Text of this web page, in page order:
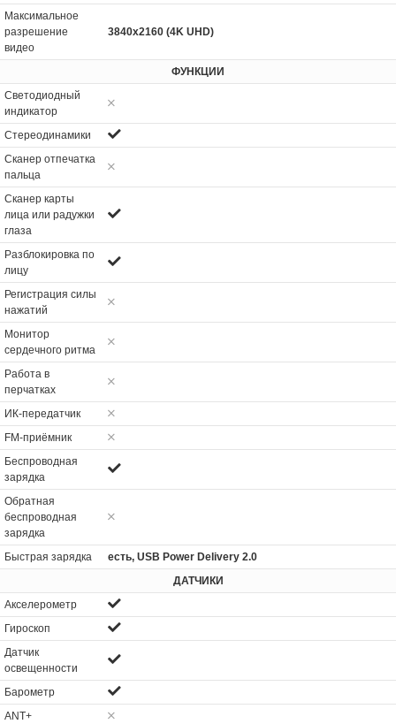
Максимальное
разрешение
видео
3840x2160 (4K UHD)
ФУНКЦИИ
Светодиодный
индикатор
Стереодинамики
Сканер отпечатка
пальца
Сканер карты
лица или радужки
глаза
Разблокировка по
лицу
Регистрация силы
нажатий
Монитор
сердечного ритма
Работа в
перчатках
ИК-передатчик
FM-приёмник
Беспроводная
зарядка
Обратная
беспроводная
зарядка
Быстрая зарядка
есть, USB Power Delivery 2.0
ДАТЧИКИ
Акселерометр
Гироскоп
Датчик
освещенности
Барометр
ANT+